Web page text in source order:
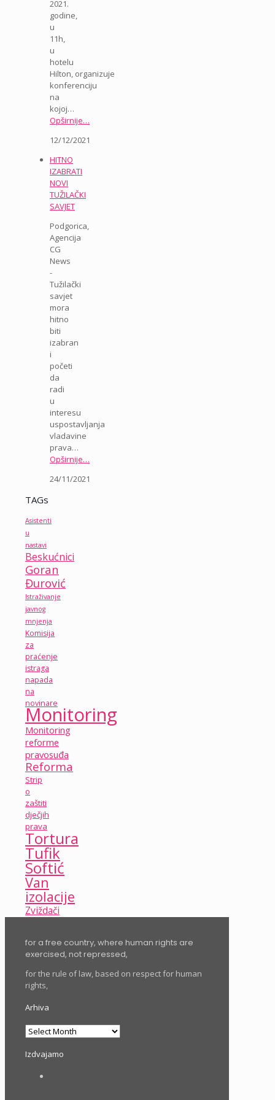
2021.
godine,
u
11h,
u
hotelu
Hilton, organizuje
konferenciju
na
kojoj…
Opširnije…
12/12/2021
HITNO
IZABRATI
NOVI
TUŽILAČKI
SAVJET
Podgorica,
Agencija
CG
News
-
Tužilački
savjet
mora
hitno
biti
izabran
i
početi
da
radi
u
interesu
uspostavljanja
vladavine
prava…
Opširnije…
24/11/2021
TAGs
Asistenti
u
nastavi
Beskućnici
Goran
Đurović
Istraživanje
javnog
mnjenja
Komisija
za
praćenje
istraga
napada
na
novinare
Monitoring
Monitoring
reforme
pravosuđa
Reforma
Strip
o
zaštiti
dječjih
prava
Tortura
Tufik
Softić
Van
izolacije
Zviždači
for a free country, where human rights are
exercised, not repressed,
for the rule of law, based on respect for human
rights,
Arhiva
Arhiva
Izdvajamo